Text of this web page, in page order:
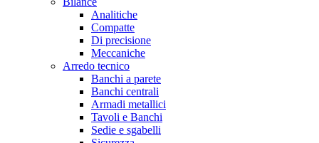
Analitiche
Compatte
Di precisione
Meccaniche
Arredo tecnico
Banchi a parete
Banchi centrali
Armadi metallici
Tavoli e Banchi
Sedie e sgabelli